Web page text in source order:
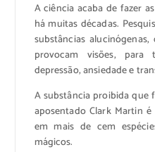
A ciência acaba de fazer
há muitas décadas.
substâncias
provocam visões,
depressão, ansiedade e
A substância proibida que
aposentado Clark Martin
em mais de cem
mágicos.